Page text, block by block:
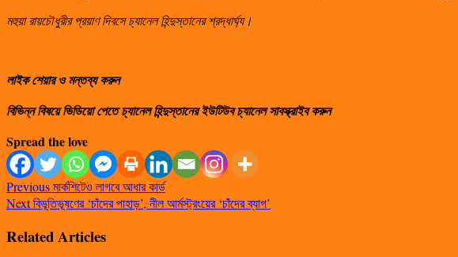
মহুয়া রায়চৌধুরীর প্রয়াণ দিবসে চ্যানেল হিন্দুস্তানের শ্রদ্ধার্ঘ্য।
লাইক শেয়ার ও মন্তব্য করুন
বিভিন্ন বিষয়ে ভিডিয়ো পেতে চ্যানেল হিন্দুস্তানের ইউটিউব চ্যানেল সাবস্ক্রাইব করুন
Spread the love
Previousমার্কশিটেও লাগবে আধার কার্ড
Nextবিভূতিভূষণের ‘চাঁদের পাহাড়’, নীল আর্মস্ট্রংয়ের ‘চাঁদের ব্যাগ’
Related Articles